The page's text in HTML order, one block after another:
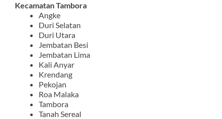
Kecamatan Tambora
Angke
Duri Selatan
Duri Utara
Jembatan Besi
Jembatan Lima
Kali Anyar
Krendang
Pekojan
Roa Malaka
Tambora
Tanah Sereal